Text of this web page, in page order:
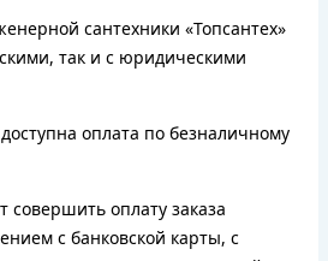
сантехники «Топсантех»
так и с юридическими
оплата по безналичному
совершить оплату заказа
с банковской карты, с